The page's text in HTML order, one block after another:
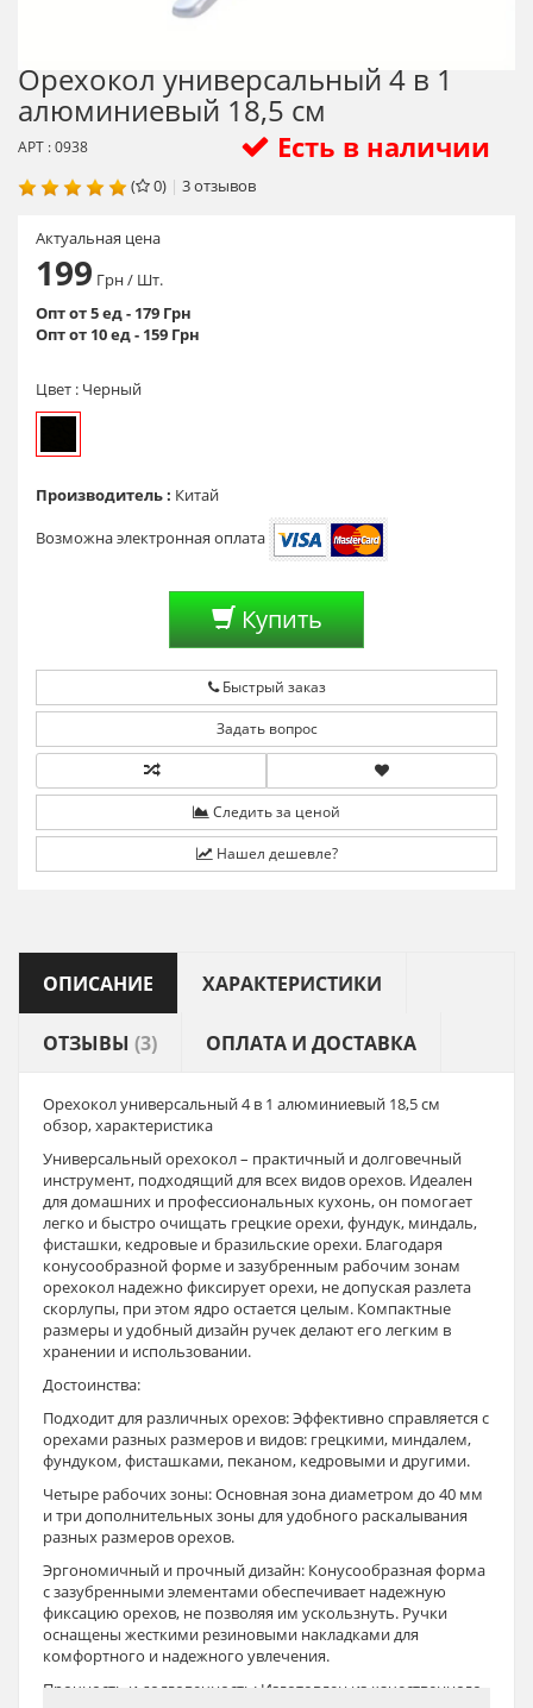
Орехокол универсальный 4 в 1
алюминиевый 18,5 см
Есть в наличии
АРТ : 0938
( 0) | 3отзывов
Актуальная цена
199 Грн/ Шт.
Опт от 5 ед - 179 Грн
Опт от 10 ед - 159 Грн
Цвет : Черный
Производитель : Китай
Возможна электронная оплата
Купить
Быстрый заказ
Задать вопрос
Следить за ценой
Нашел дешевле?
ОПИСАНИЕ ХАРАКТЕРИСТИКИ
ОТЗЫВЫ (3) ОПЛАТА И ДОСТАВКА
Орехокол универсальный 4 в 1 алюминиевый 18,5 см
обзор, характеристика
Универсальный орехокол – практичный и долговечный
инструмент, подходящий для всех видов орехов. Идеален
для домашних и профессиональных кухонь, он помогает
легко и быстро очищать грецкие орехи, фундук, миндаль,
фисташки, кедровые и бразильские орехи. Благодаря
конусообразной форме и зазубренным рабочим зонам
орехокол надежно фиксирует орехи, не допуская разлета
скорлупы, при этом ядро остается целым. Компактные
размеры и удобный дизайн ручек делают его легким в
хранении и использовании.
Достоинства:
Подходит для различных орехов: Эффективно справляется с
орехами разных размеров и видов: грецкими, миндалем,
фундуком, фисташками, пеканом, кедровыми и другими.
Четыре рабочих зоны: Основная зона диаметром до 40 мм
и три дополнительных зоны для удобного раскалывания
разных размеров орехов.
Эргономичный и прочный дизайн: Конусообразная форма
с зазубренными элементами обеспечивает надежную
фиксацию орехов, не позволяя им ускользнуть. Ручки
оснащены жесткими резиновыми накладками для
комфортного и надежного увлечения.
Прочность и долговечность: Изготовлен из качественного